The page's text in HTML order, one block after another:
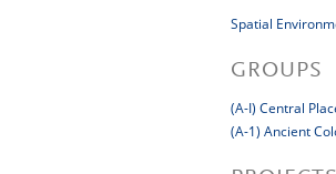
Spatial
GROUPS
(A-I) Central
(A-1) Ancient